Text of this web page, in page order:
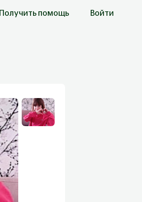
Получить помощь Войти